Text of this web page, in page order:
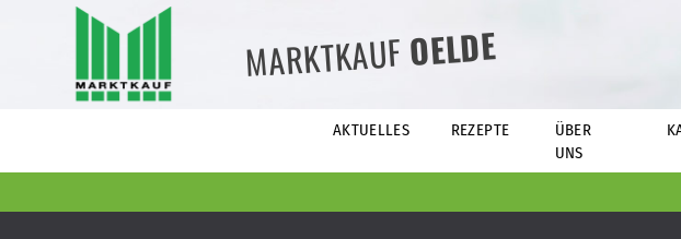
MARKTKAUFOELDE
AKTUELLES REZEPTE
ÜBER
UNS